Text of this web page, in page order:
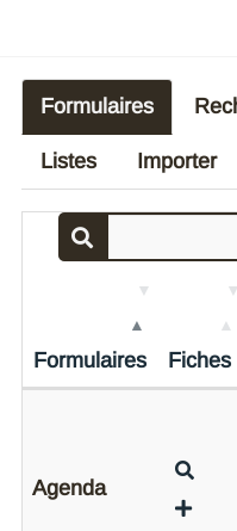
Formulaires
Listes Importer
Formulaires Fiches
Agenda